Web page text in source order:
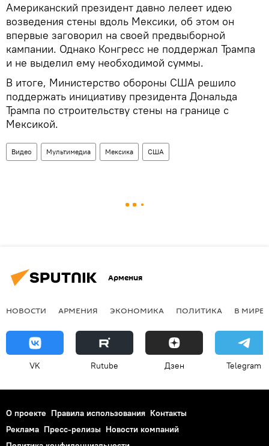
Американский президент давно лелеет идею
возведения стены вдоль Мексики, об этом он
впервые заговорил на своей предвыборной
кампании. Однако Конгресс не поддержал Трампа
и не выделил ему необходимой суммы.
В итоге, Министерство обороны США решило
поддержать инициативу президента Дональда
Трампа по строительству стены на границе с
Мексикой.
Видео Мультимедиа Мексика США
Армения
НОВОСТИ АРМЕНИЯ ЭКОНОМИКА ПОЛИТИКА В МИРЕ
VK Rutube Дзен Telegram
О проекте Правила использования Контакты
Реклама Пресс-релизы Новости компаний